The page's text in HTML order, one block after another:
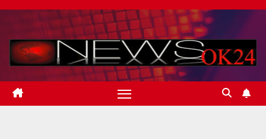
Skip
content